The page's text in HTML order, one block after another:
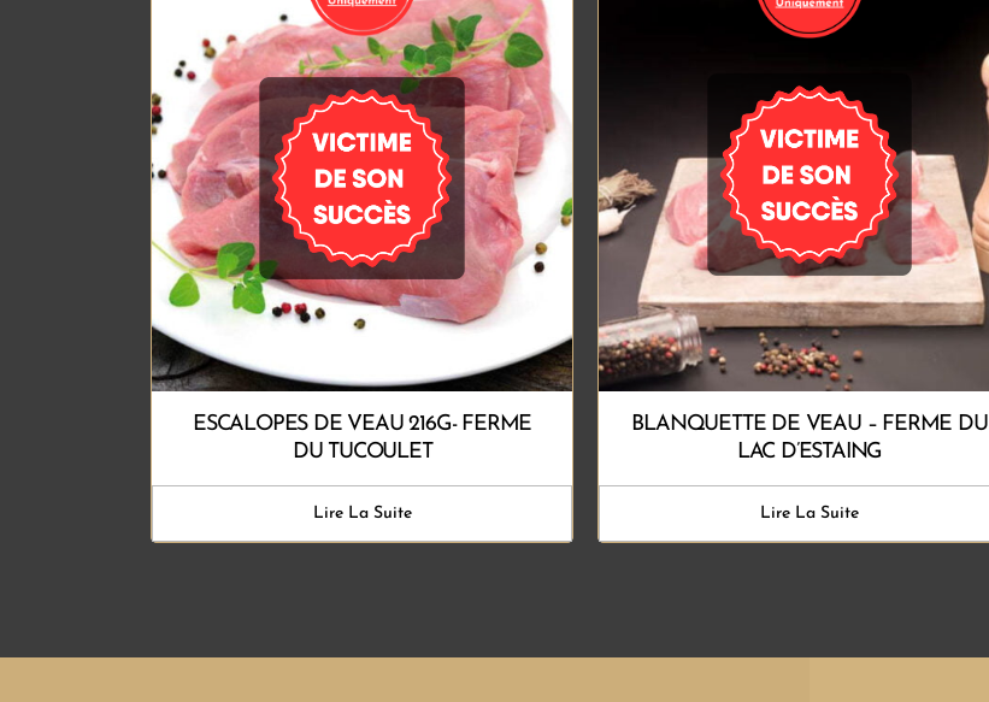
ESCALOPES DE VEAU 216G- FERME
DU TUCOULET
Lire La Suite
BLANQUETTE DE VEAU – FERME DU
LAC D’ESTAING
Lire La Suite